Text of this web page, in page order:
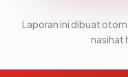
Laporan ini dibuat
nasihat